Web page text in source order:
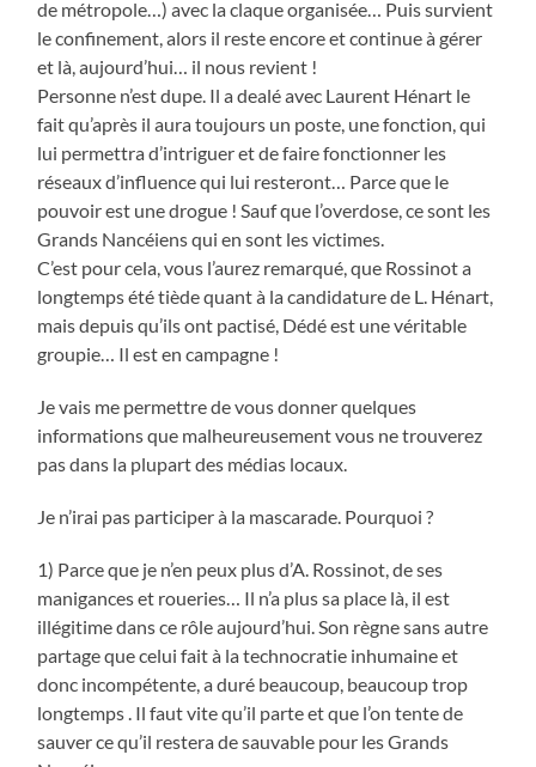
de métropole…) avec la claque organisée… Puis survient
le confinement, alors il reste encore et continue à gérer
et là, aujourd’hui… il nous revient !
Personne n’est dupe. Il a dealé avec Laurent Hénart le
fait qu’après il aura toujours un poste, une fonction, qui
lui permettra d’intriguer et de faire fonctionner les
réseaux d’influence qui lui resteront… Parce que le
pouvoir est une drogue ! Sauf que l’overdose, ce sont les
Grands Nancéiens qui en sont les victimes.
C’est pour cela, vous l’aurez remarqué, que Rossinot a
longtemps été tiède quant à la candidature de L. Hénart,
mais depuis qu’ils ont pactisé, Dédé est une véritable
groupie… Il est en campagne !
Je vais me permettre de vous donner quelques
informations que malheureusement vous ne trouverez
pas dans la plupart des médias locaux.
Je n’irai pas participer à la mascarade. Pourquoi ?
1) Parce que je n’en peux plus d’A. Rossinot, de ses
manigances et roueries… Il n’a plus sa place là, il est
illégitime dans ce rôle aujourd’hui. Son règne sans autre
partage que celui fait à la technocratie inhumaine et
donc incompétente, a duré beaucoup, beaucoup trop
longtemps . Il faut vite qu’il parte et que l’on tente de
sauver ce qu’il restera de sauvable pour les Grands